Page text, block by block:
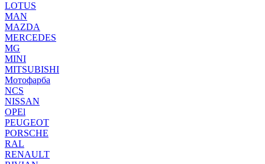
LOTUS
MAN
MAZDA
MERCEDES
MG
MINI
MITSUBISHI
Мотофарба
NCS
NISSAN
OPEl
PEUGEOT
PORSCHE
RAL
RENAULT